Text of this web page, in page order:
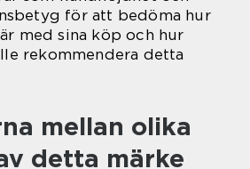
för att bedöma hur
med sina köp och hur
rekommendera detta
mellan olika
detta märke